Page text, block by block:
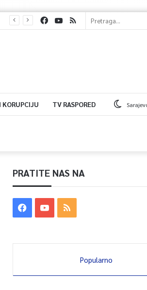
KORUPCIJU TV RASPORED
PRATITE NAS NA
Popularno